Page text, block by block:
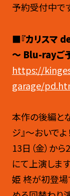
予約受付中で
■『カリスマ
～ Blu-rayご
https://
garage/
本作の後編と
ジ』～おいで
13日（金）か
にて上演しま
姫 柊が初登場